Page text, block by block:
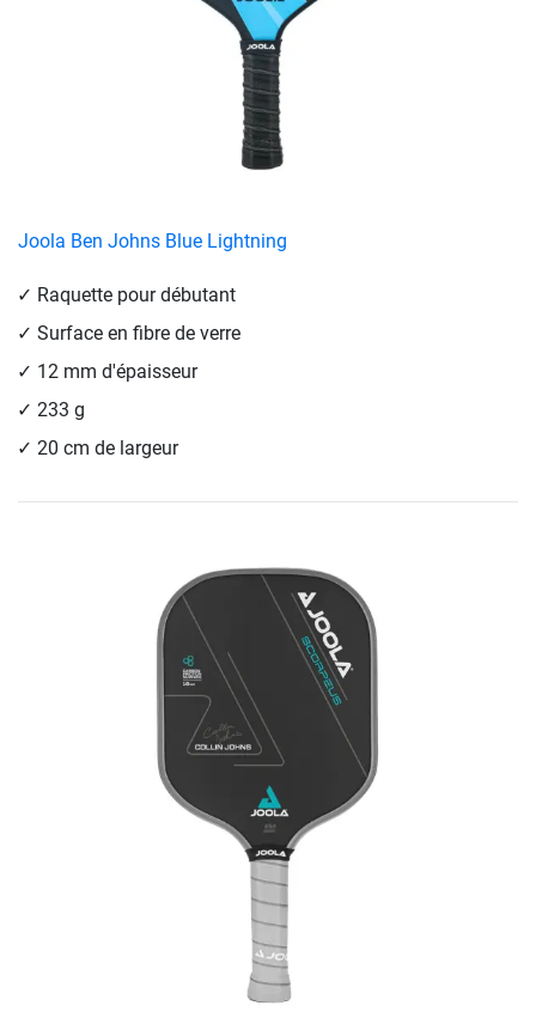
Joola Ben Johns Blue Lightning
Raquette pour débutant
Surface en fibre de verre
12 mm d'épaisseur
233 g
20 cm de largeur